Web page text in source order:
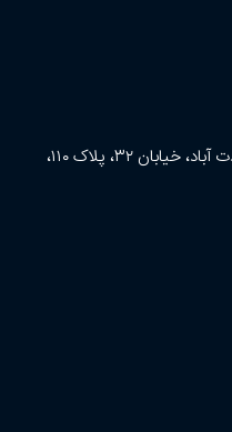
تهران، سعادت آباد، خیابان اصلی سعادت آباد، خیابان ۳۲، پلاک ۱۱۰،